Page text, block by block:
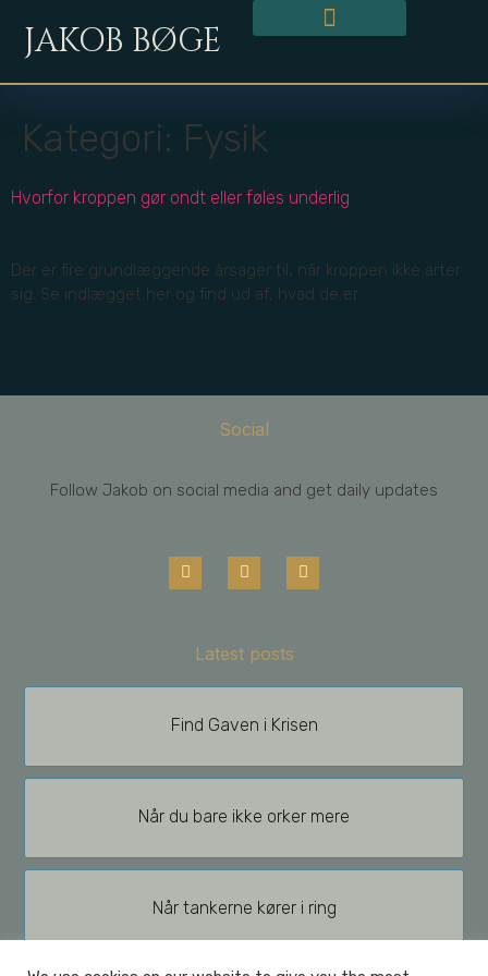
JAKOB BØGE
Kategori: Fysik
Hvorfor kroppen gør ondt eller føles underlig
Der er fire grundlæggende årsager til, når kroppen ikke arter
sig. Se indlægget her og find ud af, hvad de er
Social
Follow Jakob on social media and get daily updates
Latest posts
Find Gaven i Krisen
Når du bare ikke orker mere
Når tankerne kører i ring